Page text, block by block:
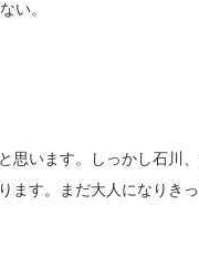
い。
います。しっかし石川
ます。まだ大人になりき